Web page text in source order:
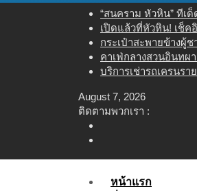
“สนคราม หัวหิน” ทีเ
เปิดแล้วที่หัวหิน! เช็ค
กระเป๋าสะพายข้างผู้
คาเฟ่กลางสวนอินทผ
บริการเช่ารถเครนรา
August 7, 2026
ติดตามพวกเรา :
หน้าแรก